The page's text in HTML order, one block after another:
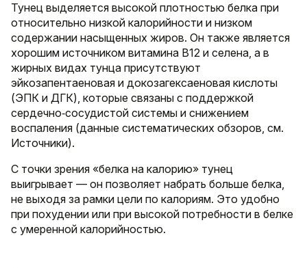
Тунец выделяется высокой плотностью белка при
относительно низкой калорийности и низком
содержании насыщенных жиров. Он также является
хорошим источником витамина B12 и селена, а в
жирных видах тунца присутствуют
эйкозапентаеновая и докозагексаеновая кислоты
(ЭПК и ДГК), которые связаны с поддержкой
сердечно‑сосудистой системы и снижением
воспаления (данные систематических обзоров, см.
Источники).
С точки зрения «белка на калорию» тунец
выигрывает — он позволяет набрать больше белка,
не выходя за рамки цели по калориям. Это удобно
при похудении или при высокой потребности в белке
с умеренной калорийностью.